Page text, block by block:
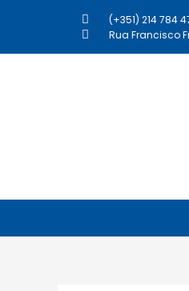
(+351) 214 784
Rua Francisco